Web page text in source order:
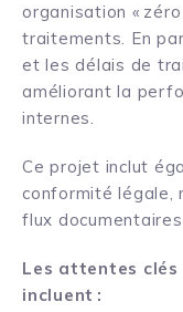
organisation «
traitements. En
et les délais de
améliorant la
internes.
Ce projet inclut
conformité légale,
flux
Les attentes
incluent :